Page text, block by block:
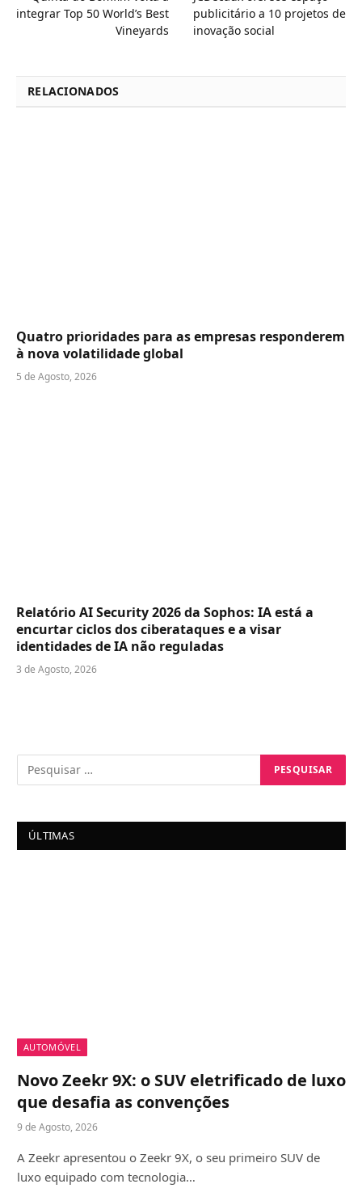
integrar Top 50 World’s Best
Vineyards
publicitário a 10 projetos de
inovação social
RELACIONADOS
Quatro prioridades para as empresas responderem
à nova volatilidade global
5 de Agosto, 2026
Relatório AI Security 2026 da Sophos: IA está a
encurtar ciclos dos ciberataques e a visar
identidades de IA não reguladas
3 de Agosto, 2026
ÚLTIMAS
AUTOMÓVEL
Novo Zeekr 9X: o SUV eletrificado de luxo
que desafia as convenções
9 de Agosto, 2026
A Zeekr apresentou o Zeekr 9X, o seu primeiro SUV de
luxo equipado com tecnologia…